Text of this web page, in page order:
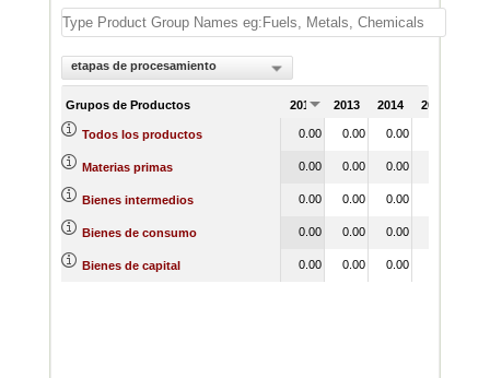
etapas de procesamiento
Grupos de Productos 2012 2013 2014 2015
Todos los productos 0.00 0.00 0.00
Materias primas 0.00 0.00 0.00
Bienes intermedios 0.00 0.00 0.00
Bienes de consumo 0.00 0.00 0.00
Bienes de capital 0.00 0.00 0.00